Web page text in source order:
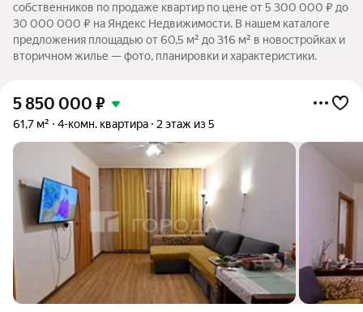
собственников по продаже квартир по цене от 5 300 000 ₽ до
30 000 000 ₽ на Яндекс Недвижимости. В нашем каталоге
предложения площадью от 60,5 м² до 316 м² в новостройках и
вторичном жилье — фото, планировки и характеристики.
5 850 000 ₽
61,7 м² 4-комн. квартира 2 этаж из 5